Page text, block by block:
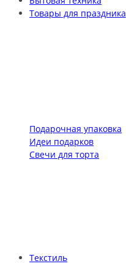
Товары для праздника
Подарочная упаковка
Идеи подарков
Свечи для торта
Текстиль